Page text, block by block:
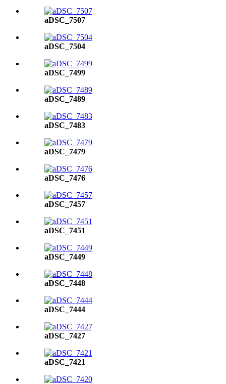
aDSC_7507
aDSC_7504
aDSC_7499
aDSC_7489
aDSC_7483
aDSC_7479
aDSC_7476
aDSC_7457
aDSC_7451
aDSC_7449
aDSC_7448
aDSC_7444
aDSC_7427
aDSC_7421